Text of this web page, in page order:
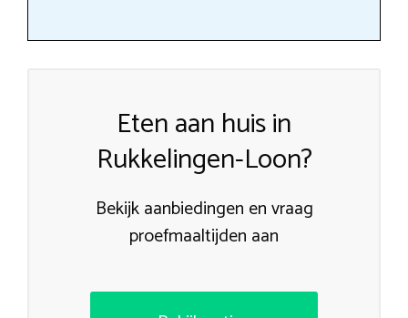
Eten aan huis in
Rukkelingen-Loon?
Bekijk aanbiedingen en vraag
proefmaaltijden aan